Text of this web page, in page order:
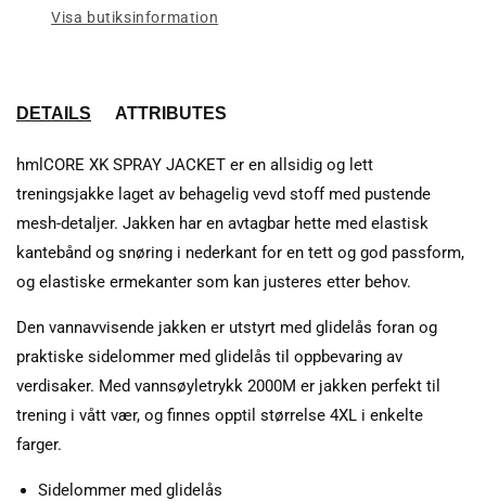
Visa butiksinformation
DETAILS ATTRIBUTES
hmlCORE XK SPRAY JACKET er en allsidig og lett
treningsjakke laget av behagelig vevd stoff med pustende
mesh-detaljer. Jakken har en avtagbar hette med elastisk
kantebånd og snøring i nederkant for en tett og god passform,
og elastiske ermekanter som kan justeres etter behov.
Den vannavvisende jakken er utstyrt med glidelås foran og
praktiske sidelommer med glidelås til oppbevaring av
verdisaker. Med vannsøyletrykk 2000M er jakken perfekt til
trening i vått vær, og finnes opptil størrelse 4XL i enkelte
farger.
Sidelommer med glidelås